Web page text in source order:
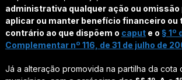
administrativa qualquer ação ou omissão
aplicar ou manter benefício financeiro ou
contrário ao que dispõem o caput e o § 1º
Complementar nº 116, de 31 de julho de
Já a alteração promovida na partilha da cota